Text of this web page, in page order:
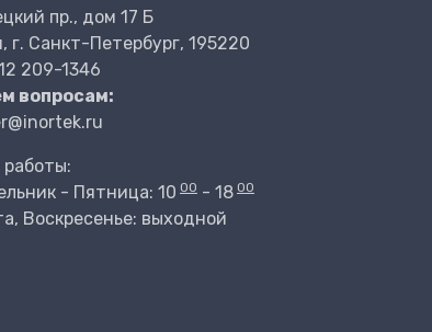
пр., дом 17 Б
г. Санкт-Петербург, 195220
209-1346
вопросам:
- Пятница: 10 00 - 18 00
Воскресенье: выходной